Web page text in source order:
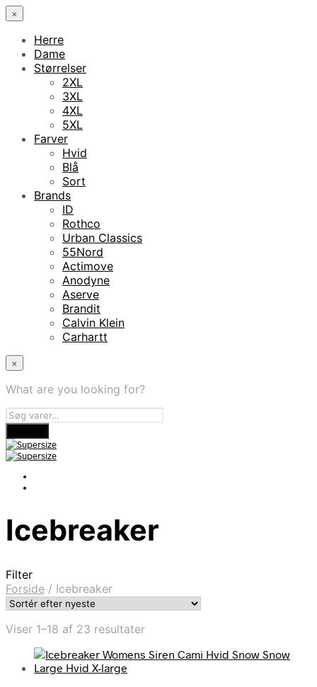
×
Herre
Dame
Størrelser
2XL
3XL
4XL
5XL
Farver
Hvid
Blå
Sort
Brands
ID
Rothco
Urban Classics
55Nord
Actimove
Anodyne
Aserve
Brandit
Calvin Klein
Carhartt
×
What are you looking for?
Icebreaker
Filter
Forside / Icebreaker
Viser 1–18 af 23 resultaterSorteret
seneste